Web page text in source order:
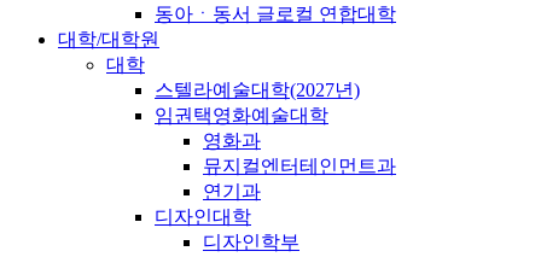
동아ㆍ동서 글로컬 연합대학
대학/대학원
대학
스텔라예술대학(2027년)
임권택영화예술대학
영화과
뮤지컬엔터테인먼트과
연기과
디자인대학
디자인학부